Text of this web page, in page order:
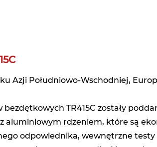
Azji Południowo-Wschodniej,
TR415C zostały
aluminiowym rdzeniem, które są
odpowiednika, wewnętrzne testy